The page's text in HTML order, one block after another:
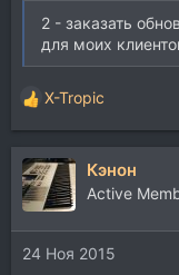
2 - заказать
для моих
Р
е
а
к
ц
и
и
:
X-Tropic
Кэнон
Active
24 Ноя 2015